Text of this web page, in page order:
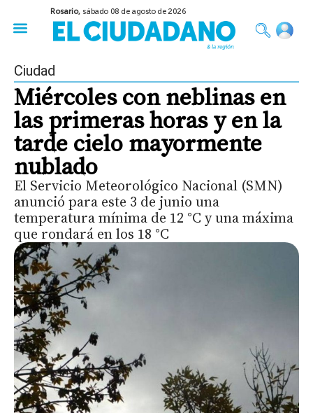
Rosario, sábado 08 de agosto de 2026
Ciudad
Miércoles con neblinas en
las primeras horas y en la
tarde cielo mayormente
nublado
El Servicio Meteorológico Nacional (SMN)
anunció para este 3 de junio una
temperatura mínima de 12 °C y una máxima
que rondará en los 18 °C